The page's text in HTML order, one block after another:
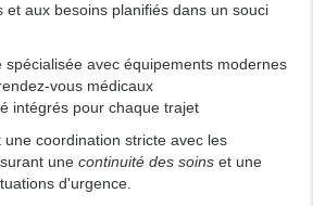
et aux besoins planifiés dans un souci
spécialisée avec équipements modernes
vous médicaux
intégrés pour chaque trajet
coordination stricte avec les
une continuité des soins et une
d'urgence.